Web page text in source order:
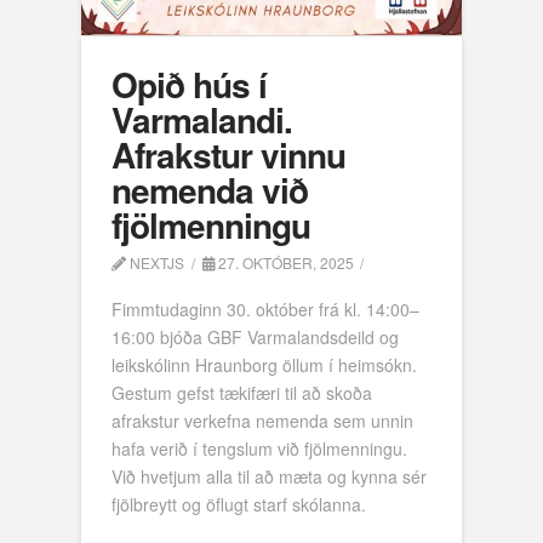
Opið hús í
Varmalandi.
Afrakstur vinnu
nemenda við
fjölmenningu
NEXTJS 27. OKTÓBER, 2025
Fimmtudaginn 30. október frá kl. 14:00–
16:00 bjóða GBF Varmalandsdeild og
leikskólinn Hraunborg öllum í heimsókn.
Gestum gefst tækifæri til að skoða
afrakstur verkefna nemenda sem unnin
hafa verið í tengslum við fjölmenningu.
Við hvetjum alla til að mæta og kynna sér
fjölbreytt og öflugt starf skólanna.